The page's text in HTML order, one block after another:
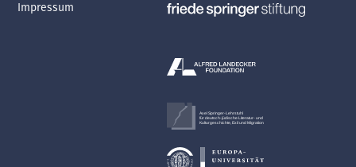
Impressum
Axel Springer-Lehrstuhl
für deutsch-jüdische Literatur- und
Kulturgeschichte, Exil und Migration